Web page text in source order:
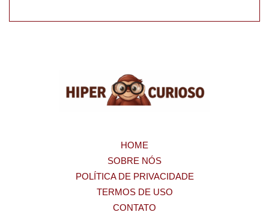
HOME
SOBRE NÓS
POLÍTICA DE PRIVACIDADE
TERMOS DE USO
CONTATO